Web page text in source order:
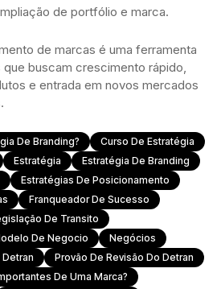
de portfólio e marca.
de marcas é uma ferramenta
que buscam crescimento rápido,
e entrada em novos mercados
De Branding?
Curso De Estratégia
Estratégia
Estratégia De Branding
Estratégias De Posicionamento
Franqueador De Sucesso
De Transito
De Negocio
Negócios
Provão De Revisão Do Detran
De Uma Marca?